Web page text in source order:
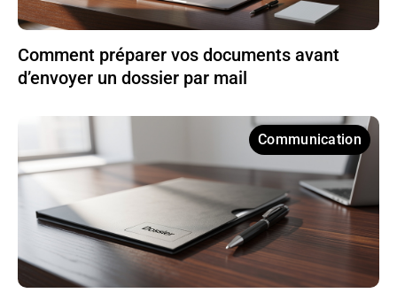
Comment préparer vos documents avant
d’envoyer un dossier par mail
Communication